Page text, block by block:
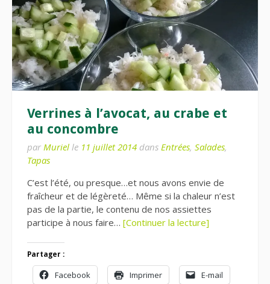
Verrines à l’avocat, au crabe et
au concombre
par Muriel le 11 juillet 2014 dans Entrées, Salades,
Tapas
C’est l’été, ou presque…et nous avons envie de
fraîcheur et de légèreté… Même si la chaleur n’est
pas de la partie, le contenu de nos assiettes
participe à nous faire… [Continuer la lecture]
Partager :
Facebook Imprimer E-mail